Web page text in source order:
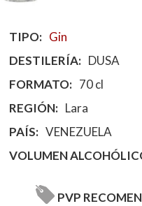
TIPO
Gin
DESTILERÍA
DUSA
FORMATO
70 cl
REGIÓN
Lara
PAÍS
VENEZUELA
VOLUMEN
PVP